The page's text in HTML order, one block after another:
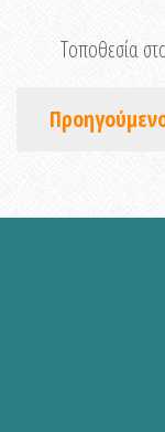
Τοποθεσία